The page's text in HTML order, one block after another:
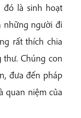
đó là sinh hoạt
những người đi
rất thích chia
Chúng con
đưa đến pháp
quan niệm của